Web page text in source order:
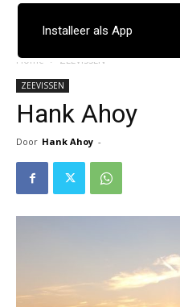
Home ZEEVISSEN
ZEEVISSEN
Hank Ahoy
Door Hank Ahoy -
Installeer als App